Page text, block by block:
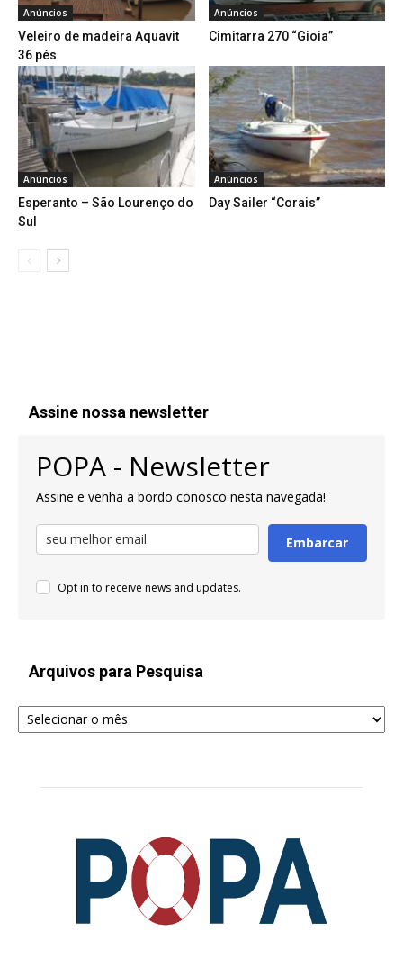
Anúncios
Veleiro de madeira Aquavit
36 pés
Anúncios
Cimitarra 270 “Gioia”
Anúncios
Esperanto – São Lourenço do
Sul
Anúncios
Day Sailer “Corais”
Assine nossa newsletter
POPA - Newsletter
Assine e venha a bordo conosco nesta navegada!
Embarcar
Opt in to receive news and updates.
Arquivos para Pesquisa
Arquivos
para